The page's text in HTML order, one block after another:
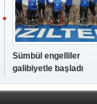
Sümbül engelliler
galibiyetle başladı